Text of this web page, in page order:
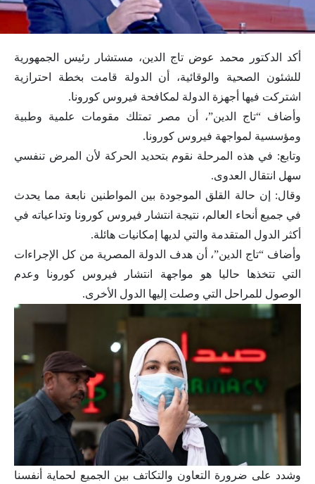
أكد الدكتور محمد عوض تاج الدين، مستشار رئيس الجمهورية
للشئون الصحية والوقائية، أن الدولة قامت بخطة احترازية
اشتركت فيها أجهزة الدولة لمكافحة فيروس كورونا.
وأضاف “تاج الدين”، أن مصر تمتلك مقومات علمية وطبية
ومؤسسية لمواجهة فيروس كورونا.
وتابع: في هذه المرحلة نقوم بتحديد الحركة لأن المرض تنفسي
سهل انتقال العدوى.
وقال: إن حالة القلق الموجودة بين المواطنين نابعة مما يحدث
في جميع أنحاء العالم، نتيجة انتشار فيروس كورونا وتداعياته في
أكثر الدول المتقدمة والتي لديها إمكانيات هائلة.
وأضاف “تاج الدين”، أن هدف الدولة المصرية من كل الإجراءات
التي تتخذها حاليا هو مواجهة انتشار فيروس كورونا وعدم
الوصول للمراحل التي وصلت إليها الدول الأخرى.
وشدد على ضرورة التعاون والتكاتف بين الجميع لحماية أنفسنا